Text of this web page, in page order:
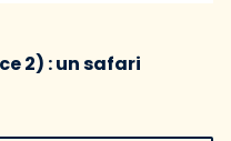
2) : un safari